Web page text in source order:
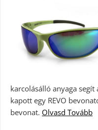
karcolásálló anyaga segít
kapott egy REVO
bevonat. Olvasd Tovább